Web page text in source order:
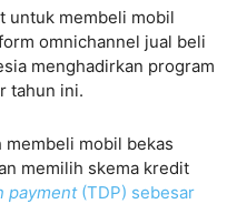
untuk membeli mobil
omnichannel jual beli
menghadirkan program
tahun ini.
membeli mobil bekas
memilih skema kredit
payment(TDP) sebesar